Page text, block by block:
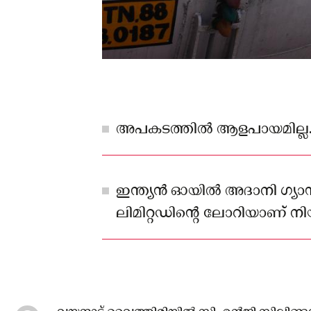
അപകടത്തിൽ ആളപായമില്ല.
ഇന്ത്യൻ ഓയിൽ അദാനി
ലിമിറ്റഡിന്റെ ലോറിയാണ്
മറിഞ്ഞത് ഇന്ന് രാവിലെ